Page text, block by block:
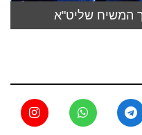
המשיח שליט"א